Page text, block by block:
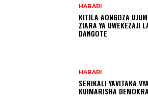
HABARI
KITILA AONGOZA
ZIARA YA UWEKEZAJI
DANGOTE
HABARI
SERIKALI YAVITAKA
KUIMARISHA